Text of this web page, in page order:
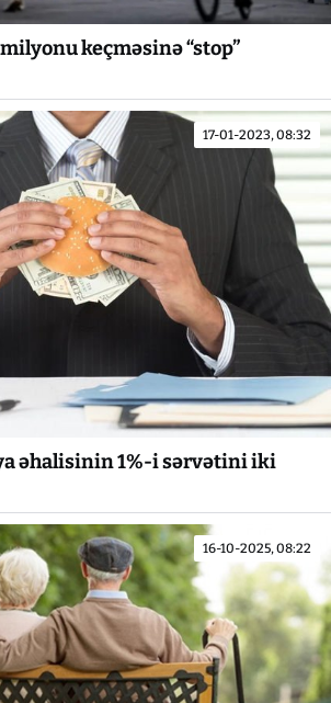
keçməsinə “stop”
17-01-2023, 08:32
əhalisinin 1%-i sərvətini iki
16-10-2025, 08:22